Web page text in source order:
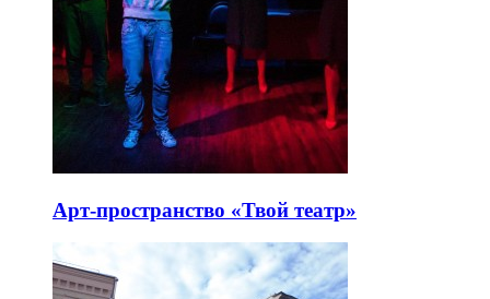
Арт-пространство «Твой театр»